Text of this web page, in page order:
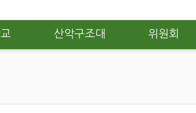
산악구조대 위원회